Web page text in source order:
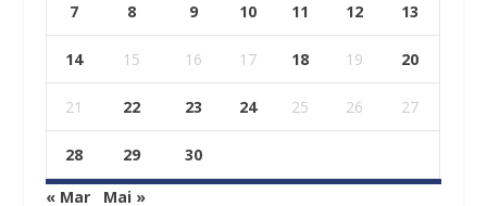
7 8 9 10 11 12 13
14 15 16 17 18 19 20
21 22 23 24 25 26 27
28 29 30
« Mar Mai »